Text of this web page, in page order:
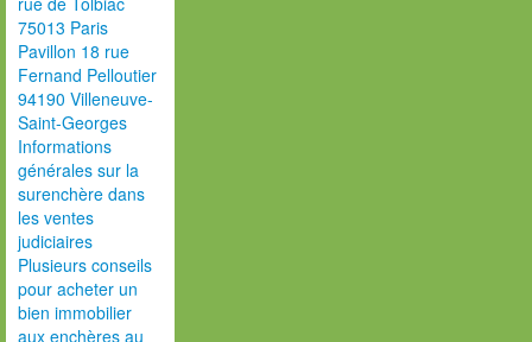
75013 Paris
Pavillon 18 rue
Fernand Pelloutier
94190 Villeneuve-
Saint-Georges
Informations
générales sur la
surenchère dans
les ventes
judiciaires
Plusieurs conseils
pour acheter un
bien immobilier
aux enchères au